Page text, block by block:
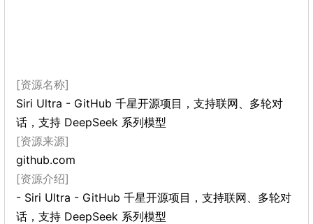
[资源名称]
Siri Ultra - GitHub 千星开源项目，支持联网、多轮对
话，支持 DeepSeek 系列模型
[资源来源]
github.com
[资源介绍]
- Siri Ultra - GitHub 千星开源项目，支持联网、多轮对
话，支持 DeepSeek 系列模型